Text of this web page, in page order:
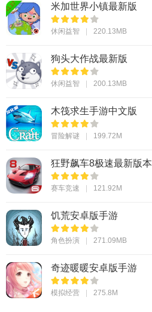
米加世界小镇最新版
休闲益智 220.13MB
狗头大作战最新版
休闲益智 200.13MB
木筏求生手游中文版
冒险解谜 199.72M
狂野飙车8极速最新版本
赛车竞速 121.92M
饥荒安卓版手游
角色扮演 271.09MB
奇迹暖暖安卓版手游
模拟经营 275.8M